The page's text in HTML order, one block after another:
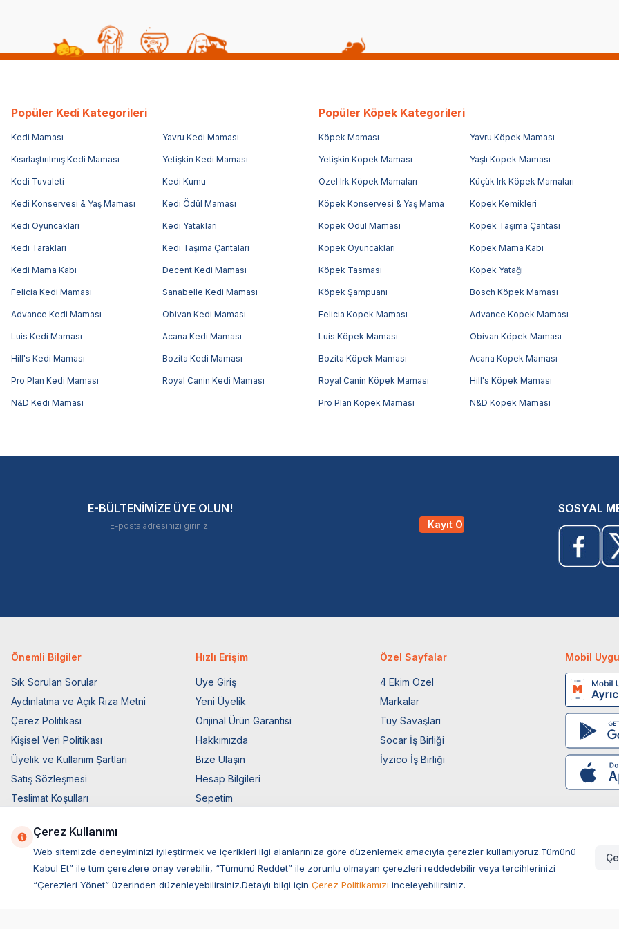
Popüler Kedi Kategorileri
Kedi Maması Yavru Kedi Maması
Kısırlaştırılmış Kedi Maması Yetişkin Kedi Maması
Kedi Tuvaleti Kedi Kumu
Kedi Konservesi & Yaş Maması Kedi Ödül Maması
Kedi Oyuncakları Kedi Yatakları
Kedi Tarakları Kedi Taşıma Çantaları
Kedi Mama Kabı Decent Kedi Maması
Felicia Kedi Maması Sanabelle Kedi Maması
Advance Kedi Maması Obivan Kedi Maması
Luis Kedi Maması Acana Kedi Maması
Hill's Kedi Maması Bozita Kedi Maması
Pro Plan Kedi Maması Royal Canin Kedi Maması
N&D Kedi Maması
Popüler Köpek Kategorileri
Köpek Maması Yavru Köpek Maması
Yetişkin Köpek Maması Yaşlı Köpek Maması
Özel Irk Köpek Mamaları Küçük Irk Köpek Mamaları
Köpek Konservesi & Yaş Mama Köpek Kemikleri
Köpek Ödül Maması Köpek Taşıma Çantası
Köpek Oyuncakları Köpek Mama Kabı
Köpek Tasması Köpek Yatağı
Köpek Şampuanı Bosch Köpek Maması
Felicia Köpek Maması Advance Köpek Maması
Luis Köpek Maması Obivan Köpek Maması
Bozita Köpek Maması Acana Köpek Maması
Royal Canin Köpek Maması Hill's Köpek Maması
Pro Plan Köpek Maması N&D Köpek Maması
E-BÜLTENİMİZE ÜYE OLUN!
Kayıt Ol
SOSYAL
Önemli Bilgiler
Sık Sorulan Sorular
Aydınlatma ve Açık Rıza Metni
Çerez Politikası
Kişisel Veri Politikası
Üyelik ve Kullanım Şartları
Satış Sözleşmesi
Teslimat Koşulları
Elektronik İleti Aydınlatma Metni
Hızlı Erişim
Üye Giriş
Yeni Üyelik
Orijinal Ürün Garantisi
Hakkımızda
Bize Ulaşın
Hesap Bilgileri
Sepetim
Özel Sayfalar
4 Ekim Özel
Markalar
Tüy Savaşları
Socar İş Birliği
İyzico İş Birliği
Mobil
Çerez Kullanımı
Web sitemizde deneyiminizi iyileştirmek ve içerikleri ilgi alanlarınıza göre düzenlemek amacıyla çerezler kullanıyoruz.Tümünü
Kabul Et” ile tüm çerezlere onay verebilir, “Tümünü Reddet” ile zorunlu olmayan çerezleri reddedebilir veya tercihlerinizi
“Çerezleri Yönet” üzerinden düzenleyebilirsiniz.Detaylı bilgi için Çerez Politikamızı inceleyebilirsiniz.